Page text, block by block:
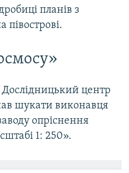
планів з
півострові.
Дослідницький центр
шукати виконавця
опріснення
1: 250».